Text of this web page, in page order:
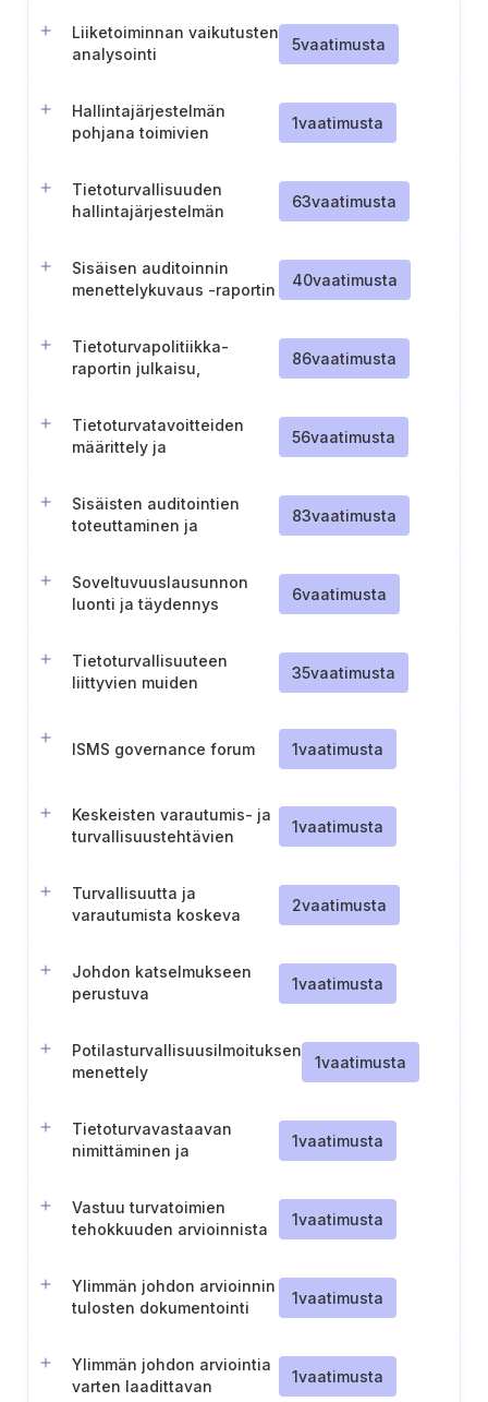
Liiketoiminnan vaikutusten
analysointi
5vaatimusta
Hallintajärjestelmän
pohjana toimivien
1vaatimusta
Tietoturvallisuuden
hallintajärjestelmän
63vaatimusta
Sisäisen auditoinnin
menettelykuvaus -raportin
40vaatimusta
Tietoturvapolitiikka-
raportin julkaisu,
86vaatimusta
Tietoturvatavoitteiden
määrittely ja
56vaatimusta
Sisäisten auditointien
toteuttaminen ja
83vaatimusta
Soveltuvuuslausunnon
luonti ja täydennys
6vaatimusta
Tietoturvallisuuteen
liittyvien muiden
dokumentointi ja hallinta
35vaatimusta
ISMS governance forum 1vaatimusta
Keskeisten varautumis- ja
turvallisuustehtävien
1vaatimusta
Turvallisuutta ja
varautumista koskeva
2vaatimusta
Johdon katselmukseen
perustuva
1vaatimusta
Potilasturvallisuusilmoituksen
menettely
1vaatimusta
Tietoturvavastaavan
nimittäminen ja
1vaatimusta
Vastuu turvatoimien
tehokkuuden arvioinnista
1vaatimusta
Ylimmän johdon arvioinnin
tulosten dokumentointi
1vaatimusta
Ylimmän johdon arviointia
varten laadittavan
1vaatimusta